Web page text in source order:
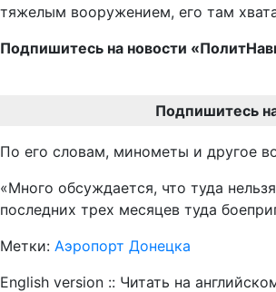
тяжелым вооружением, его там
Подпишитесь на новости
Подпишитесь
По его словам, минометы и другое
«Много обсуждается, что туда
последних трех месяцев туда
Метки: Аэропорт Донецка
English version :: Читать на